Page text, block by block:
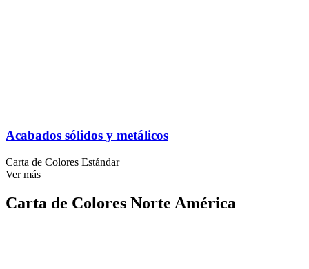
Acabados sólidos y metálicos
Carta de Colores Estándar
Ver más
Carta de Colores Norte América